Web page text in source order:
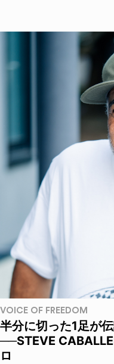
VOICE OF FREEDOM
半分に切った1足が
──STEVE
ロ